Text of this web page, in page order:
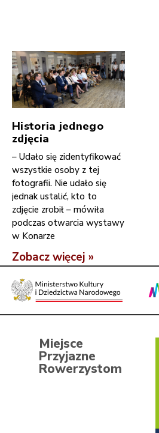
Historia jednego
zdjęcia
– Udało się zidentyfikować
wszystkie osoby z tej
fotografii. Nie udało się
jednak ustalić, kto to
zdjęcie zrobił – mówiła
podczas otwarcia wystawy
w Konarze
Zobacz więcej »
Miejsce
Przyjazne
Rowerzystom